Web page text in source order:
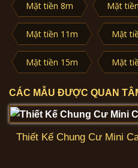
Mặt tiền 8m Mặt
Mặt tiền 11m Mặt
Mặt tiền 15m Mặt
CÁC MẪU ĐƯỢC QUAN
Thiết Kế Chung Cư Mini